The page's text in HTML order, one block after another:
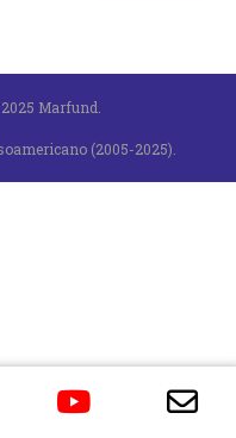
Marfund.
(2005-2025).